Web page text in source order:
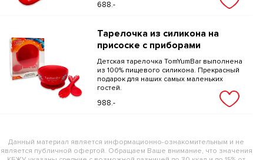
688.-
Тарелочка из силикона на
присоске с приборами
Детская тарелочка TomYumBar выполнена
из 100% пищевого силикона. Прекрасный
подарок для наших самых маленьких
гостей.
988.-
Данный материал является информационно-ознакомительным и не
является публичной офертой. Обращаем Ваше внимание, что значения